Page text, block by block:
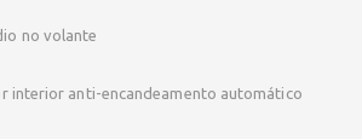
no volante
interior anti-encandeamento automático